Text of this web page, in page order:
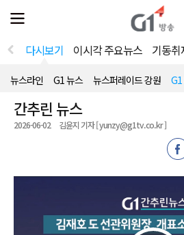
전
체
뉴
열
다시보기 이시각 주요뉴스 기동취
뉴스라인 G1 뉴스 뉴스퍼레이드 강원
간추린 뉴스
2026-06-02 김윤지 기자 [ yunzy@g1tv.co.kr ]